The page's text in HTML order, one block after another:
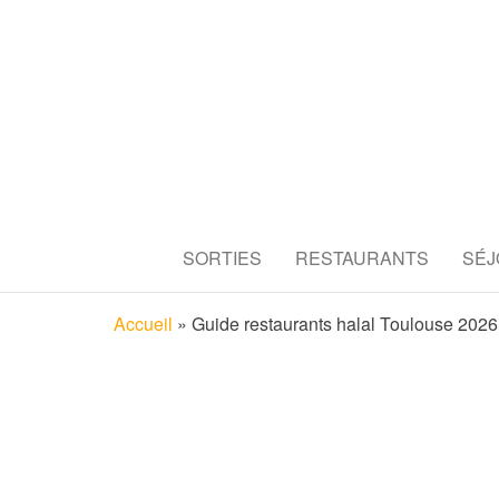
SORTIES RESTAURANTS
Accueil » Guide restaurants halal Toulouse